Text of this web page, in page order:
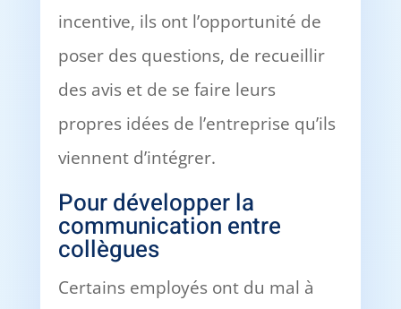
incentive, ils ont l’opportunité de
poser des questions, de recueillir
des avis et de se faire leurs
propres idées de l’entreprise qu’ils
viennent d’intégrer.
Pour développer la
communication entre
collègues
Certains employés ont du mal à